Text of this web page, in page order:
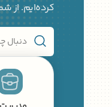
کرده‌ایم. از